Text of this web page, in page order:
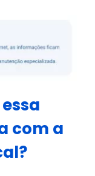
com a